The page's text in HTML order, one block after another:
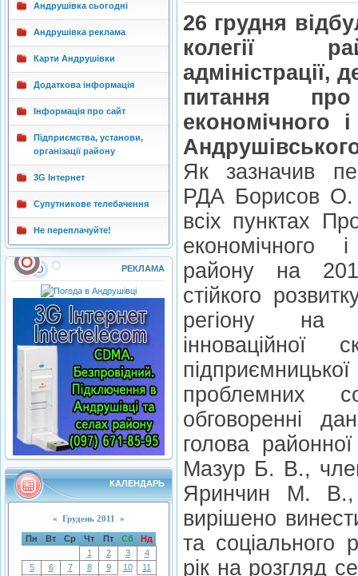
Андрушівка сьогодні
Андрушівка реклама
Карти Андрушівки
Додаткова інформація
Інформація про сайт
Підприємства, установи,
організації району
3G Інтернет
Супутникове телебачення
Не переплачуйте!
РЕКЛАМА
КАЛЕНДАРЬ
« Грудень 2011 »
Пн Вт Ср Чт Пт Сб
Нд
1
2 3
4
5
6 7 8 9 10
11
26 грудня
колегії
адміністрації,
питання
економічного
Як зазначив
РДА Борисов О.
всіх пунктах
економічного
району на
стійкого
регіону на
інноваційної
проблемних
обговоренні
голова районної
Мазур Б. В.,
Яринчин М.
вирішено
та соціального
рік на розгляд